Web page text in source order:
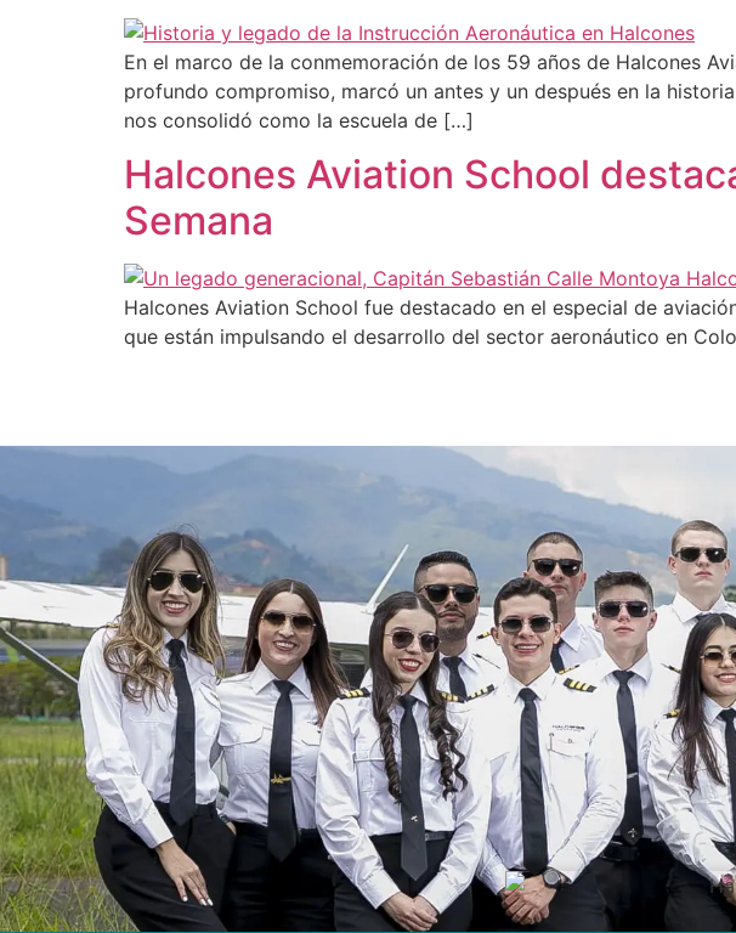
En el marco de la conmemoración de los 59 años de Halcones
profundo compromiso, marcó un antes y un después en la
nos consolidó como la escuela de […]
Halcones Aviation School
Semana
Halcones Aviation School fue destacado en el especial de
que están impulsando el desarrollo del sector aeronáutico en